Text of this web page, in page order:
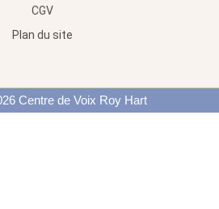
CGV
Plan du site
Centre de Voix Roy Hart